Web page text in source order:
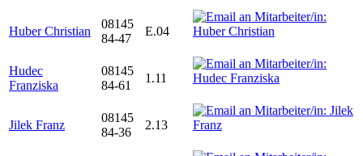
Huber Christian
08145
84-47
E.04
Hudec
Franziska
08145
84-61
1.11
Jilek Franz
08145
84-36
2.13